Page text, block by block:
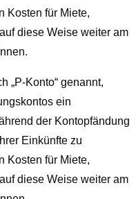
Kosten für Miete,
diese Weise weiter am
„P-Konto“ genannt,
ein
der Kontopfändung
Einkünfte zu
Kosten für Miete,
diese Weise weiter am